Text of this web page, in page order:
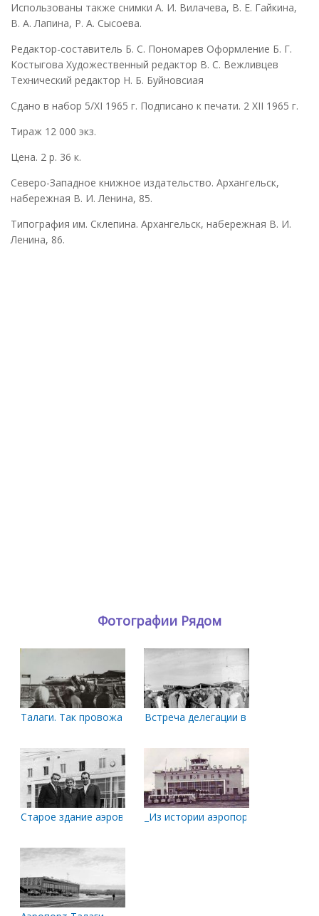
Использованы также снимки А. И. Вилачева, В. Е. Гайкина,
В. А. Лапина, Р. А. Сысоева.
Редактор-составитель Б. С. Пономарев Оформление Б. Г.
Костыгова Художественный редактор В. С. Вежливцев
Технический редактор Н. Б. Буйновсиая
Сдано в набор 5/ХI 1965 г. Подписано к печати. 2 XII 1965 г.
Тираж 12 000 экз.
Цена. 2 р. 36 к.
Северо-Западное книжное издательство. Архангельск,
набережная В. И. Ленина, 85.
Типография им. Склепина. Архангельск, набережная В. И.
Ленина, 86.
Фотографии Рядом
Талаги. Так провожали самолёты. 1971 или 72 г.
Встреча делегации в аэропорту
Старое здание аэровокзала. 1968 год_Из истории аэропорта 'Талаги'